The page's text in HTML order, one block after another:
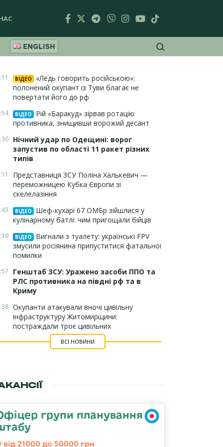
ENGLISH
ВІДЕО
«Ледь говорить російською»:
полонений окупант із Туви благає не
повертати його до рф
ВІДЕО
Рій «Баракуд» зірвав ротацію
противника, знищивши ворожий десант
Нічний удар по Одещині: ворог
запустив по області 11 ракет різних
типів
Представниця ЗСУ Поліна Халькевич —
переможницею Кубка Європи зі
скелелазіння
ВІДЕО
Шеф-кухарі 67 ОМБр зійшлися у
кулінарному батлі: чим пригощали бійців
ВІДЕО
Вигнали з туалету: українські FPV
змусили росіянина припуститися фатальної
помилки
Генштаб ЗСУ: Уражено засоби ППО та
РЛС противника на півдні рф та в
Криму
Окупанти атакували вночі цивільну
інфраструктуру Житомирщини:
постраждали троє цивільних
ВСІ НОВИНИ
групи планування
від 21000 до 50000 грн